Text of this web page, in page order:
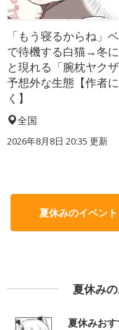
「もう寝るからね」
で待機する白猫→冬
と現れる「腕枕ヤク
予想外な生態【作者
く】
全国
2026年8月8日 20:35 更新
夏休みのイベン
夏休み
夏休みお